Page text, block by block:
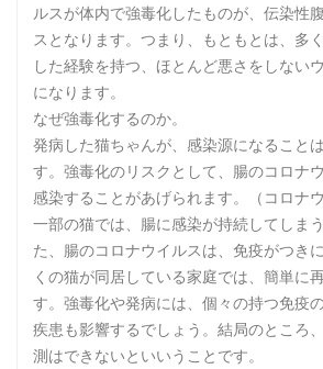
ルスが体内で強毒化したものが、伝染性
スとなります。つまり、もともとは、多
した経験を持つ、ほとんど悪さをしない
になります。
なぜ強毒化するのか。
発病した猫ちゃんが、感染源になること
す。強毒化のリスクとして、腸のコロナ
感染することがあげられます。（コロナ
一部の猫では、腸に感染が持続してしま
た、腸のコロナウイルスは、免疫がつき
くの猫が同居している家庭では、簡単に
す。強毒化や発病には、個々の持つ免疫
疾患も影響するでしょう。結局のところ
測はできないといいうことです。